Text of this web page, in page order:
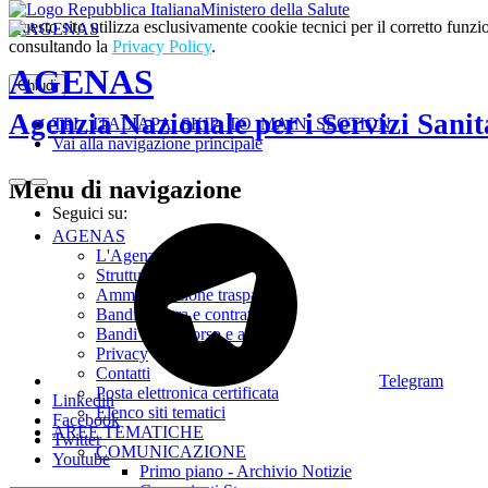
Questo sito utilizza esclusivamente cookie tecnici per il corretto
consultando la Privacy Policy.
Chiudi
TPL_ITALIAPA_SKIP_TO_MAIN_SECTION
Vai alla navigazione principale
Ministero della Salute
AGENAS
Agenzia Nazionale per i Servizi
Seguici su:
Telegram
Linkedin
Facebook
Twitter
Youtube
Menu di navigazione
AGENAS
L'Agenzia
Struttura
Amministrazione trasparente
Bandi di gara e contratti
Bandi di concorso e avvisi
Privacy
Contatti
Posta elettronica certificata
Elenco siti tematici
AREE TEMATICHE
COMUNICAZIONE
Primo piano - Archivio Notizie